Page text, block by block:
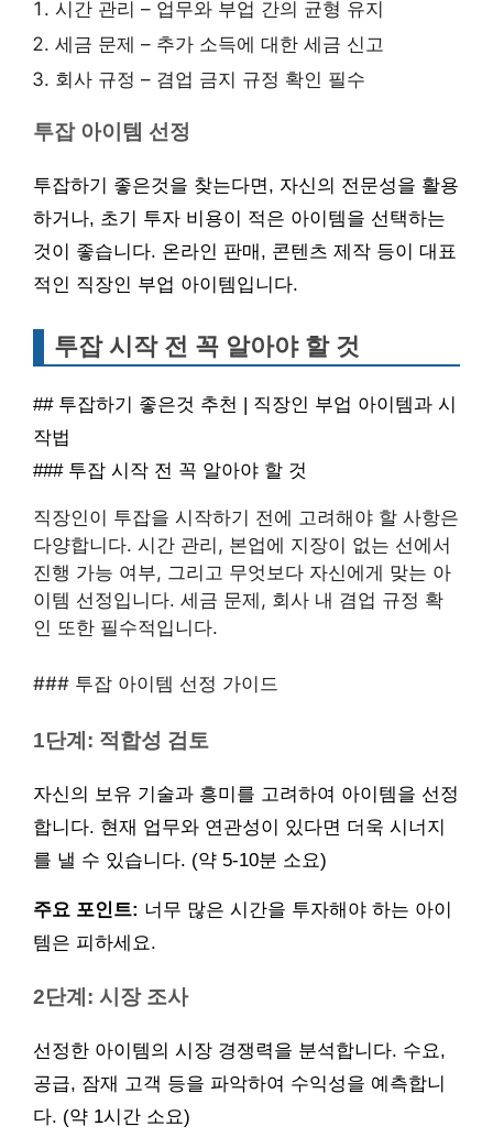
시간 관리 – 업무와 부업 간의 균형 유지
세금 문제 – 추가 소득에 대한 세금 신고
회사 규정 – 겸업 금지 규정 확인 필수
투잡 아이템 선정
투잡하기 좋은것을 찾는다면, 자신의 전문성을 활용
하거나, 초기 투자 비용이 적은 아이템을 선택하는
것이 좋습니다. 온라인 판매, 콘텐츠 제작 등이 대표
적인 직장인 부업 아이템입니다.
투잡 시작 전 꼭 알아야 할 것
## 투잡하기 좋은것 추천 | 직장인 부업 아이템과 시
작법
### 투잡 시작 전 꼭 알아야 할 것
직장인이 투잡을 시작하기 전에 고려해야 할 사항은
다양합니다. 시간 관리, 본업에 지장이 없는 선에서
진행 가능 여부, 그리고 무엇보다 자신에게 맞는 아
이템 선정입니다. 세금 문제, 회사 내 겸업 규정 확
인 또한 필수적입니다.
### 투잡 아이템 선정 가이드
1단계: 적합성 검토
자신의 보유 기술과 흥미를 고려하여 아이템을 선정
합니다. 현재 업무와 연관성이 있다면 더욱 시너지
를 낼 수 있습니다. (약 5-10분 소요)
주요 포인트: 너무 많은 시간을 투자해야 하는 아이
템은 피하세요.
2단계: 시장 조사
선정한 아이템의 시장 경쟁력을 분석합니다. 수요,
공급, 잠재 고객 등을 파악하여 수익성을 예측합니
다. (약 1시간 소요)